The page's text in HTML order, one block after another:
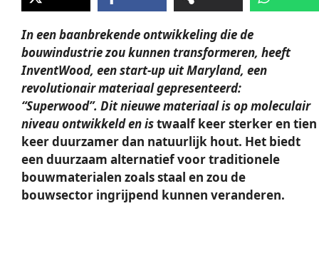
In een baanbrekende ontwikkeling die de
bouwindustrie zou kunnen transformeren, heeft
InventWood, een start-up uit Maryland, een
revolutionair materiaal gepresenteerd:
“Superwood”. Dit nieuwe materiaal is op moleculair
niveau ontwikkeld en istwaalf keer sterker en tien
keer duurzamer dan natuurlijk hout. Het biedt
een duurzaam alternatief voor traditionele
bouwmaterialen zoals staal en zou de
bouwsector ingrijpend kunnen veranderen.